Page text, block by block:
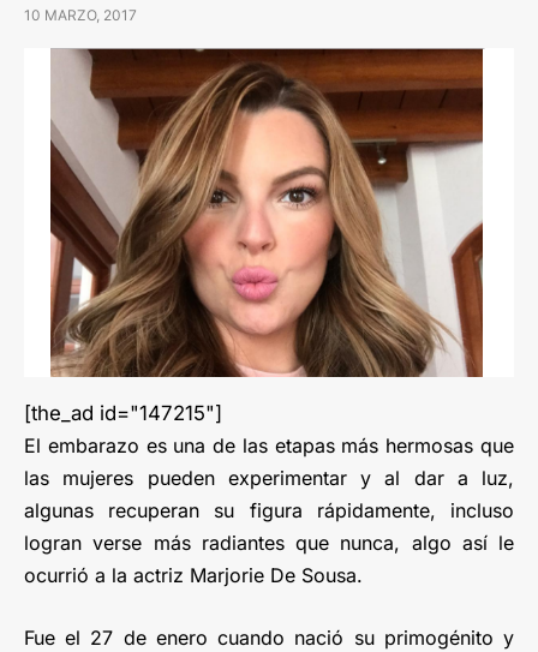
10 MARZO, 2017
[the_ad id="147215"]
El embarazo es una de las etapas más hermosas que
las mujeres pueden experimentar y al dar a luz,
algunas recuperan su figura rápidamente, incluso
logran verse más radiantes que nunca, algo así le
ocurrió a la actriz Marjorie De Sousa.
Fue el 27 de enero cuando nació su primogénito y